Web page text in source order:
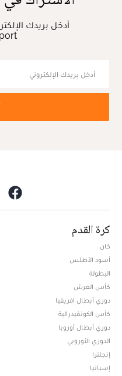
أدخل بريدك
كرة القدم
كان
أسود الأطلس
البطولة
كأس العرش
دوري أبطال افريقيا
كأس الكونفيدرالية
دوري أبطال أوروبا
الدوري الأوروبي
إنجلترا
إسبانيا